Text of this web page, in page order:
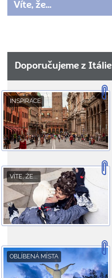
Víte, že...
Doporučujeme z Itálie
INSPIRACE
VÍTE, ŽE...
OBLÍBENÁ MÍSTA